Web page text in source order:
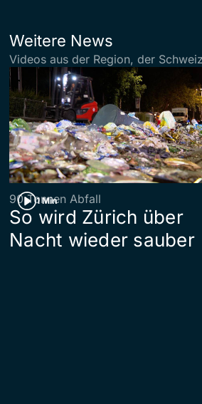
Weitere News
Videos aus der Region, der
1 Min
90 Tonnen Abfall
So wird Zürich über
Nacht wieder sauber